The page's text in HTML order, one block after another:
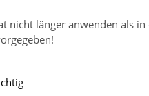
nicht länger anwenden als in